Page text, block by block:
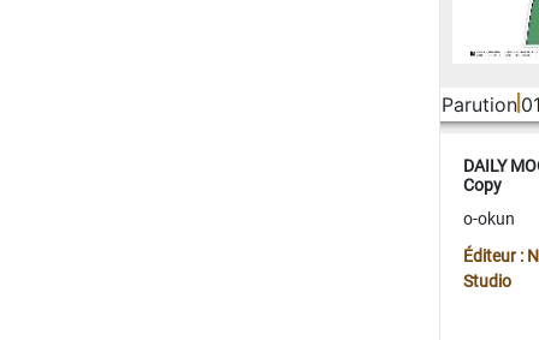
Parution
DAILY
Copy
o-okun
Éditeur :
Studio